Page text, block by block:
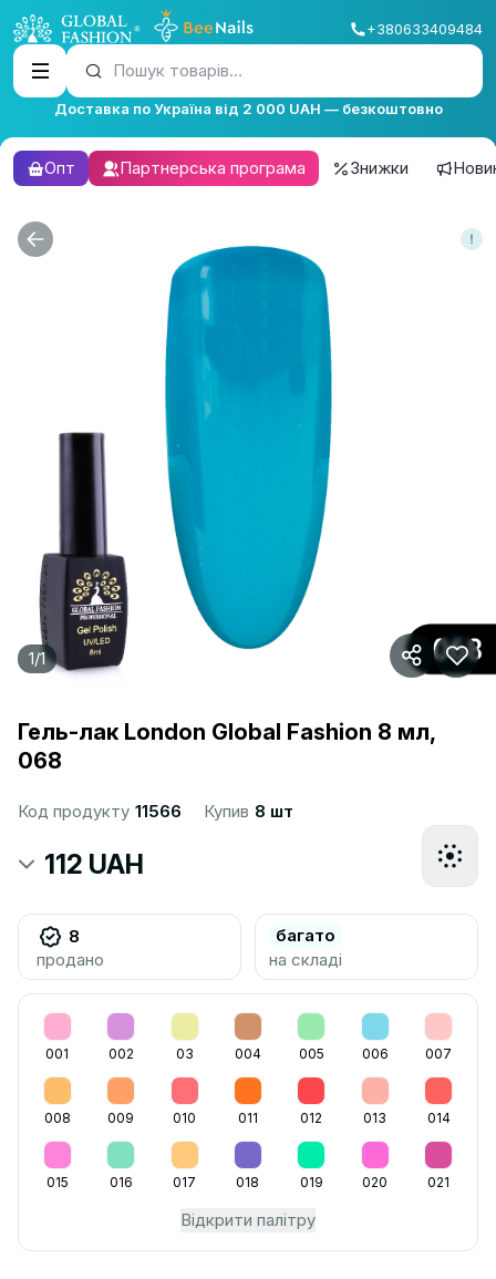
+380633409484
Пошук товарів...
Доставка по Україна від 2 000 UAH — безкоштовно
Опт Партнерська програма Знижки
1/1
Гель-лак London Global Fashion 8 мл,
068
Код продукту 11566 Купив 8 шт
112 UAH
8
продано
багато
на складі
001 002 03 004 005 006 007
008 009 010 011 012 013 014
015 016 017 018 019 020 021
Відкрити палітру